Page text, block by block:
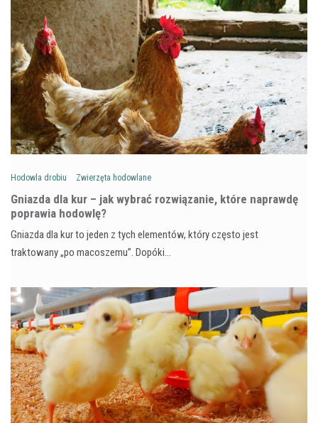
Hodowla drobiu Zwierzęta hodowlane
Gniazda dla kur – jak wybrać rozwiązanie, które naprawdę
poprawia hodowlę?
Gniazda dla kur to jeden z tych elementów, który często jest
traktowany „po macoszemu”. Dopóki…